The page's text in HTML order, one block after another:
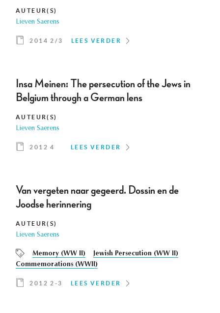
AUTEUR(S)
Lieven Saerens
2014 2/3 LEES VERDER
Insa Meinen: The persecution of the Jews in
Belgium through a German lens
AUTEUR(S)
Lieven Saerens
2012 4 LEES VERDER
Van vergeten naar gegeerd. Dossin en de
Joodse herinnering
AUTEUR(S)
Lieven Saerens
Memory (WW II)
Jewish Persecution (WW II)
Commemorations (WWII)
2012 2-3 LEES VERDER